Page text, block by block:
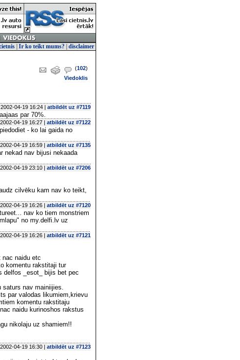
Ir ko teikt mums? disclaimer
(102)
Viedoklis
2002-04-19 16:24 | atbildēt uz #7119
par 70%.
2002-04-19 16:27 | atbildēt uz #7122
- ko lai gaida no
2002-04-19 16:59 | atbildēt uz #7135
nekad nav bijusi nekaada
2002-04-19 23:10 | atbildēt uz #7206
cilvēku kam nav ko teikt,
2002-04-19 16:26 | atbildēt uz #7120
nav ko tiem monstriem
no my.delfi.lv uz
2002-04-19 16:26 | atbildēt uz #7121
naidu etc
komentu rakstitaji tur
delfos _esot_ bijis bet pec
saturs nav mainiijies.
par valodas likumiem,krievu
komentu rakstitaju
naidu kurinoshos rakstus
nikolaju uz shamiem!!
2002-04-19 16:30 | atbildēt uz #7123